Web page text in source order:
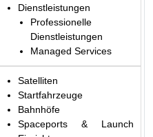
Dienstleistungen
Professionelle
Dienstleistungen
Managed Services
Satelliten
Startfahrzeuge
Bahnhöfe
Spaceports & Launch